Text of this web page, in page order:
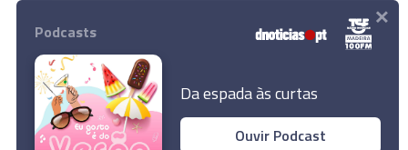
Instale a nossa App
Podcasts
Da espada às curtas
Ouvir Podcast
×